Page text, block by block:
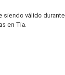
siendo válido durante
en Tia.